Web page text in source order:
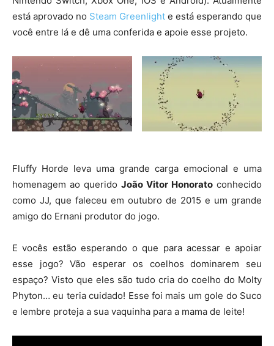
está aprovado no Steam Greenlight e está esperando que
você entre lá e dê uma conferida e apoie esse projeto.
Fluffy Horde leva uma grande carga emocional e uma
homenagem ao querido João Vitor Honorato conhecido
como JJ, que faleceu em outubro de 2015 e um grande
amigo do Ernani produtor do jogo.
E vocês estão esperando o que para acessar e apoiar
esse jogo? Vão esperar os coelhos dominarem seu
espaço? Visto que eles são tudo cria do coelho do Molty
Phyton… eu teria cuidado! Esse foi mais um gole do Suco
e lembre proteja a sua vaquinha para a mama de leite!